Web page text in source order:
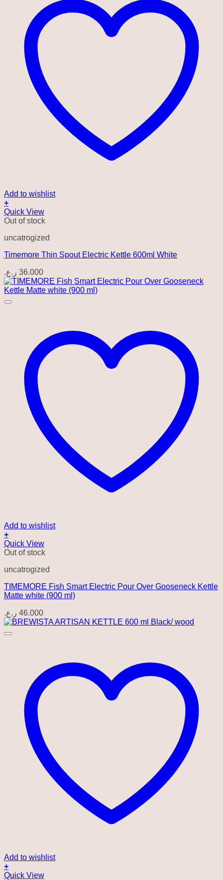
Add to wishlist
+
Quick View
Out of stock
uncatrogized
Timemore Thin Spout Electric Kettle 600ml White
36.000 ر.ع.
Add to wishlist
+
Quick View
Out of stock
uncatrogized
TIMEMORE Fish Smart Electric Pour Over Gooseneck Kettle
Matte white (900 ml)
46.000 ر.ع.
Add to wishlist
+
Quick View